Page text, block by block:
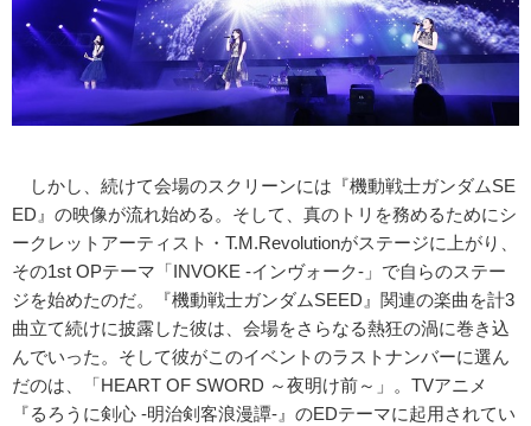
しかし、続けて会場のスクリーンには『機動戦士ガンダムSE
ED』の映像が流れ始める。そして、真のトリを務めるためにシ
ークレットアーティスト・T.M.Revolutionがステージに上がり、
その1st OPテーマ「INVOKE -インヴォーク-」で自らのステー
ジを始めたのだ。『機動戦士ガンダムSEED』関連の楽曲を計3
曲立て続けに披露した彼は、会場をさらなる熱狂の渦に巻き込
んでいった。そして彼がこのイベントのラストナンバーに選ん
だのは、「HEART OF SWORD ～夜明け前～」。TVアニメ
『るろうに剣心 -明治剣客浪漫譚-』のEDテーマに起用されてい